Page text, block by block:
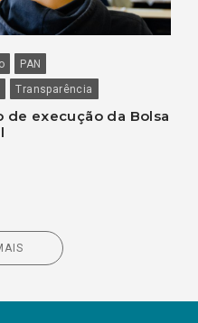
PAN
Transparência
de execução da Bolsa